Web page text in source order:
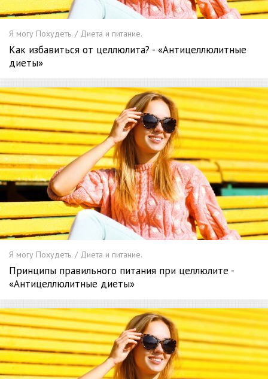
Я могу Похудеть. / Диета и питание.
Как избавиться от целлюлита? - «Антицеллюлитные
диеты»
Я могу Похудеть. / Диета и питание.
Принципы правильного питания при целлюлите -
«Антицеллюлитные диеты»